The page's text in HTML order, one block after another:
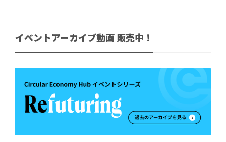
イベントアーカイブ動画 販売中！